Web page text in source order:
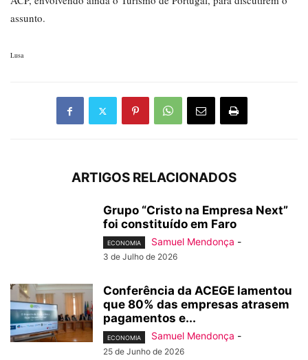
assunto.
Lusa
ARTIGOS RELACIONADOS
Grupo “Cristo na Empresa Next”
foi constituído em Faro
ECONOMIA Samuel Mendonça -
3 de Julho de 2026
Conferência da ACEGE lamentou
que 80% das empresas atrasem
pagamentos e...
ECONOMIA Samuel Mendonça -
25 de Junho de 2026